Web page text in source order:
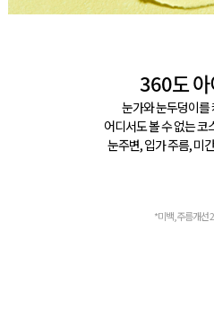
360도
눈가와 눈두덩이를
어디서도 볼 수 없는 코
눈주변, 입가 주름, 미
*미백,주름개선